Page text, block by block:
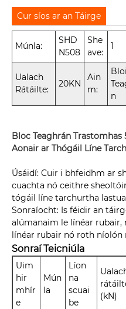
Cur síos ar an Táirge
Múnla:
SHD
N508
She
ave:
1
Ualach
Rátáilte:
20KN
Ain
m:
n
Bloc Teaghrán
Aonair ar Thógáil Líne
Úsáidí: Cuir i bhfeidhm ar
cuachta nó ceithre
tógáil líne tarchurtha
Sonraíocht: Is féidir an
alúmanaim le línéar rubair,
línéar rubair nó roth níolón
Sonraí Teicniúla
Uim
hir
mhír
e
Mún
la
Líon
na
scuai
be
(kN)